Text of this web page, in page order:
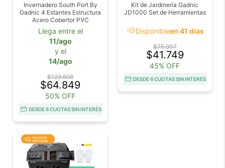
Invernadero South Port By
Gadnic 4 Estantes Estructura
Acero Cobertor PVC
Impermeable
Llega entre el
11/ago
y el
14/ago
$129.698
$64.849
50% OFF
DESDE 6 CUOTAS SIN INTERÉS
Kit de Jardinería Gadnic
JD1000 Set de Herramientas
acuteDisponibleen 41 días
$75.907
$41.749
45% OFF
DESDE 6 CUOTAS SIN INTERÉS